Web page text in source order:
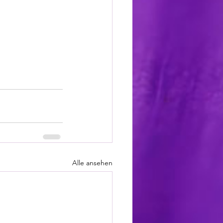
Alle ansehen